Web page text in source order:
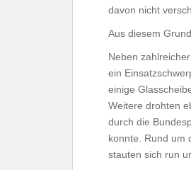
davon nicht
Aus diesem
Neben
ein
einige
Weitere drohten
durch die
konnte. Rund um
stauten sich run